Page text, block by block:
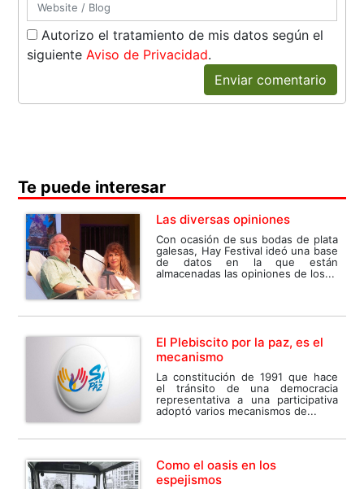
Autorizo el tratamiento de mis datos según el
siguienteAviso de Privacidad.
Enviar comentario
Te puede interesar
Las diversas opiniones
Con ocasión de sus bodas de plata
galesas, Hay Festival ideó una base
de datos en la que están
almacenadas las opiniones de los...
El Plebiscito por la paz, es el
mecanismo
La constitución de 1991 que hace
el tránsito de una democracia
representativa a una participativa
adoptó varios mecanismos de...
Como el oasis en los
espejismos